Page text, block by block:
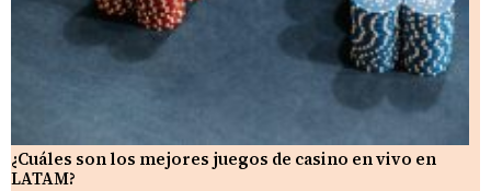
¿Cuáles son los mejores juegos de casino en vivo en
LATAM?